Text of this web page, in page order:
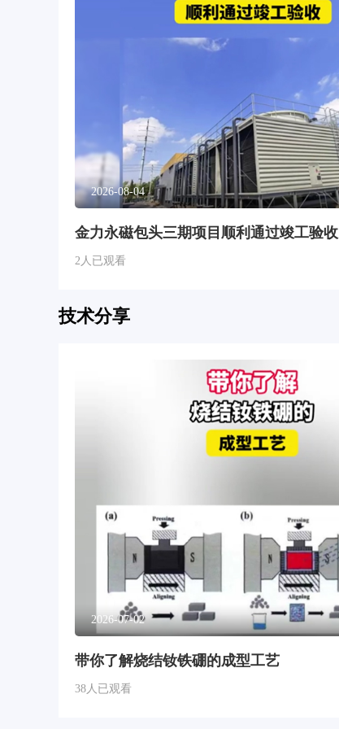
2026-08-04
金力永磁包头三期项目顺利通过竣工验收
2人已观看
技术分享
2026-07-02
带你了解烧结钕铁硼的成型工艺
38人已观看